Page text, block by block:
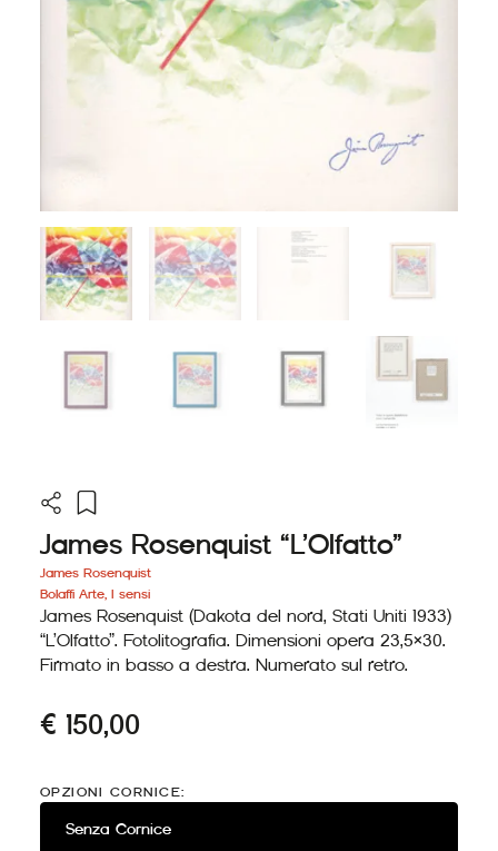
James Rosenquist “L’Olfatto”
James Rosenquist
Bolaffi Arte, I sensi
James Rosenquist (Dakota del nord, Stati Uniti 1933)
“L’Olfatto”. Fotolitografia. Dimensioni opera 23,5×30.
Firmato in basso a destra. Numerato sul retro.
€ 150,00
OPZIONI CORNICE:
Senza Cornice
Rosenquist
"L'Olfatto"
quantità